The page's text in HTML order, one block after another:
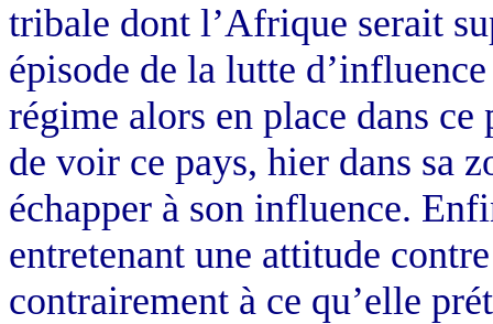
tribale dont l’Afrique serait
épisode de la lutte
régime alors en place dans
de voir ce pays, hier dans sa
échapper à son influence.
entretenant une attitude
contrairement à ce qu’elle